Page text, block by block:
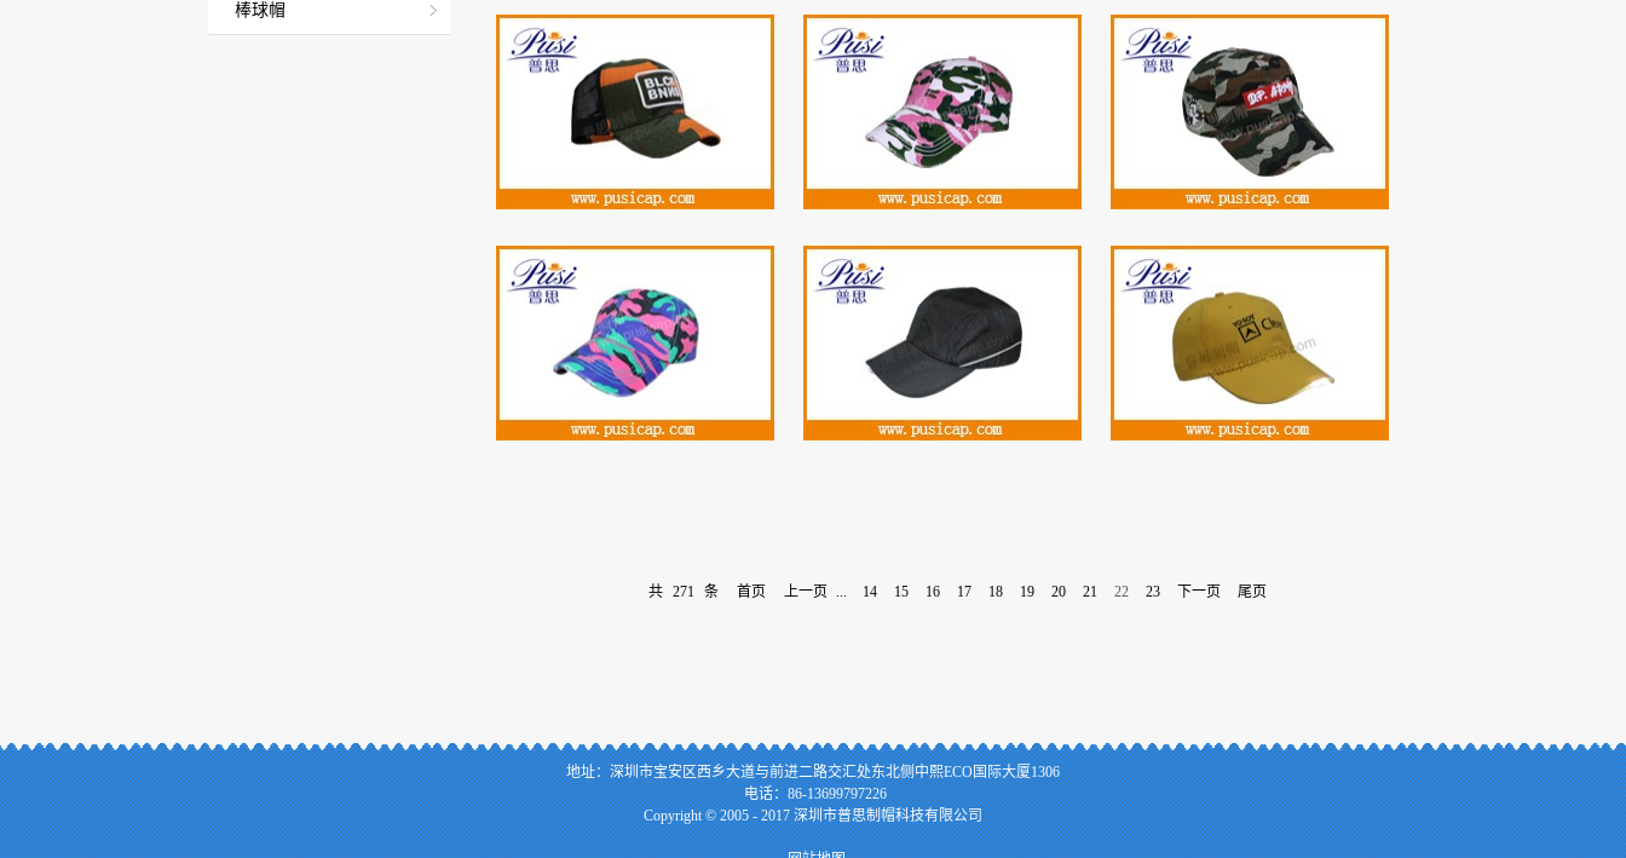
棒球帽
共 271 条 首页 上一页 ... 14 15 16 17 18 19 20 21 22 23 下一页 尾页
Copyright © 2005 - 2017 深圳市普思制帽科技有限公司
地址：深圳市宝安区西乡大道与前进二路交汇处东北侧中熙ECO国际大厦1306
电话：86-13699797226